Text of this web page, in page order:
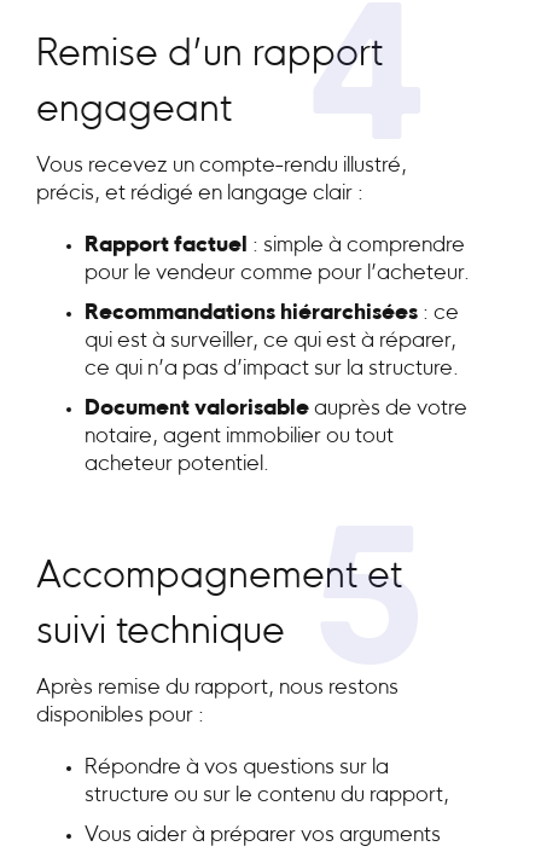
4
Remise d’un rapport
engageant
Vous recevez un compte-rendu illustré,
précis, et rédigé en langage clair :
Rapport factuel : simple à comprendre
pour le vendeur comme pour l’acheteur.
Recommandations hiérarchisées : ce
qui est à surveiller, ce qui est à réparer,
ce qui n’a pas d’impact sur la structure.
Document valorisable auprès de votre
notaire, agent immobilier ou tout
acheteur potentiel.
5
Accompagnement et
suivi technique
Après remise du rapport, nous restons
disponibles pour :
Répondre à vos questions sur la
structure ou sur le contenu du rapport,
Vous aider à préparer vos arguments